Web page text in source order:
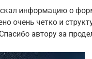
информацию о
очень четко и
автору за